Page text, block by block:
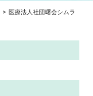
> 医療法人社団曙会シムラ